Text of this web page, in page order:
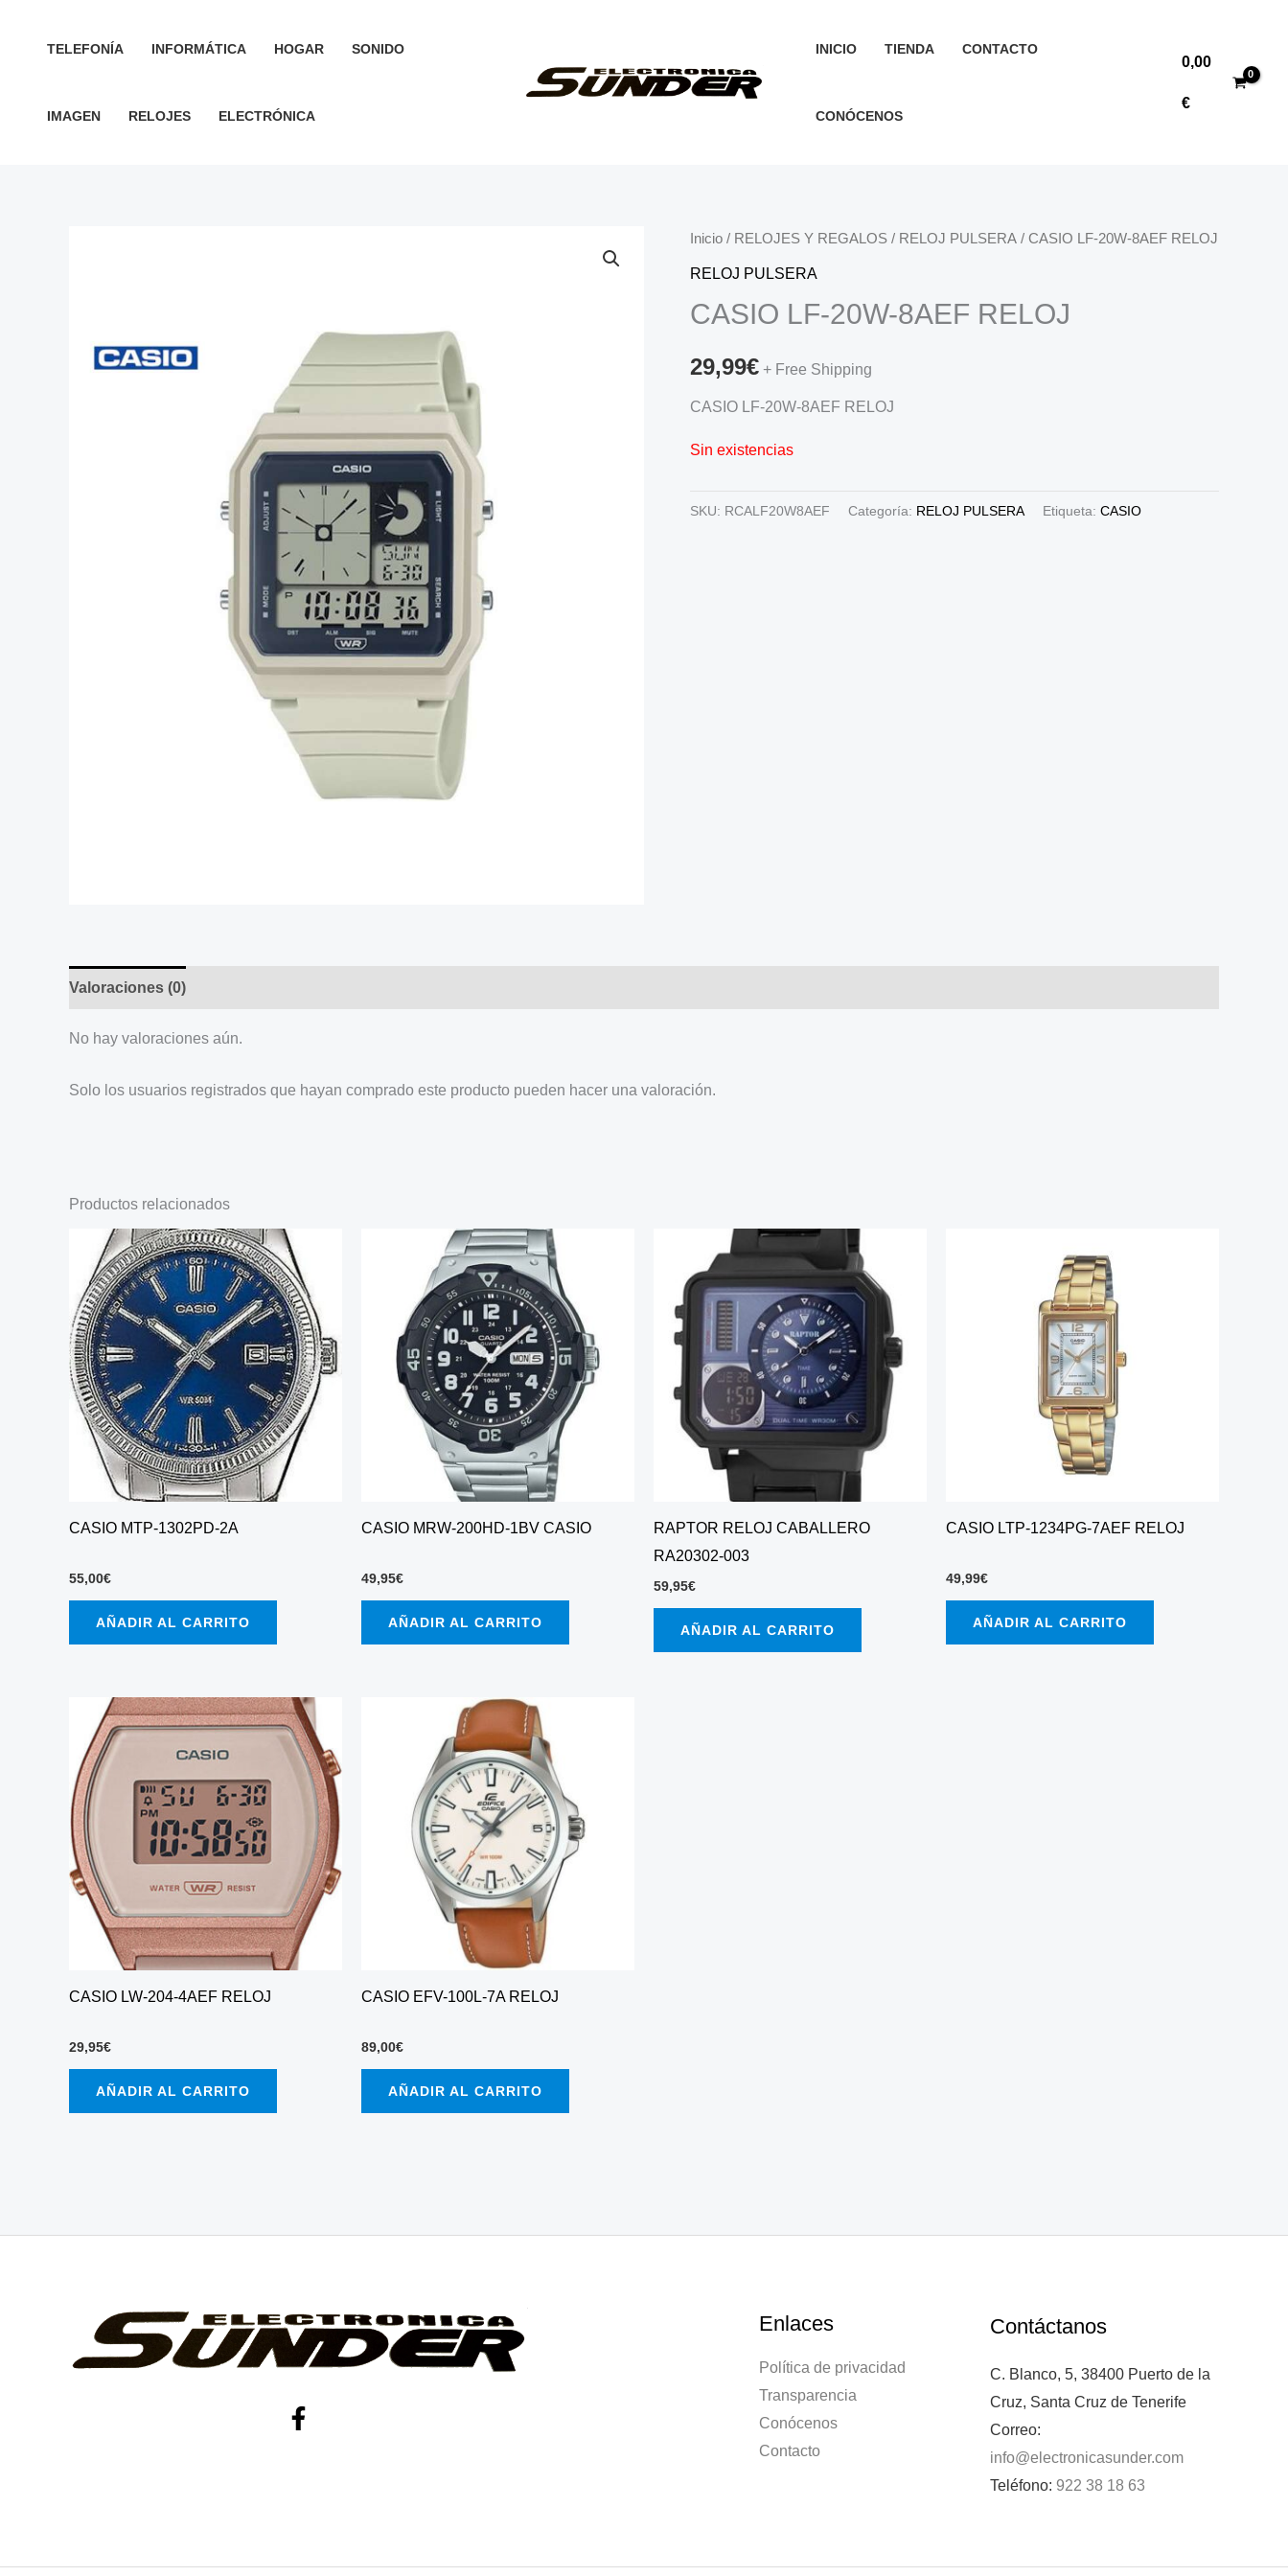
TELEFONÍA INFORMÁTICA HOGAR SONIDO
IMAGEN RELOJES ELECTRÓNICA
INICIO TIENDA CONTACTO
CONÓCENOS
0,00
€
Inicio / RELOJES Y REGALOS / RELOJ PULSERA / CASIO LF-20W-8AEF RELOJ
RELOJ PULSERA
CASIO LF-20W-8AEF RELOJ
29,99€ + Free Shipping
CASIO LF-20W-8AEF RELOJ
Sin existencias
SKU: RCALF20W8AEF Categoría: RELOJ PULSERA Etiqueta: CASIO
Valoraciones (0)
No hay valoraciones aún.
Solo los usuarios registrados que hayan comprado este producto pueden hacer una valoración.
Productos relacionados
CASIO MTP-1302PD-2A
55,00€
AÑADIR AL CARRITO
CASIO MRW-200HD-1BV CASIO
49,95€
AÑADIR AL CARRITO
RAPTOR RELOJ CABALLERO
RA20302-003
59,95€
AÑADIR AL CARRITO
CASIO LTP-1234PG-7AEF RELOJ
49,99€
AÑADIR AL CARRITO
CASIO LW-204-4AEF RELOJ
29,95€
AÑADIR AL CARRITO
CASIO EFV-100L-7A RELOJ
89,00€
AÑADIR AL CARRITO
Enlaces
Política de privacidad
Transparencia
Conócenos
Contacto
Contáctanos
C. Blanco, 5, 38400 Puerto de la
Cruz, Santa Cruz de Tenerife
Correo:
info@electronicasunder.com
Teléfono: 922 38 18 63